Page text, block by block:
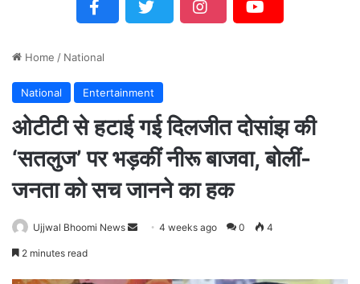
Home / National
National Entertainment
ओटीटी से हटाई गई दिलजीत दोसांझ की
‘सतलुज’ पर भड़कीं नीरू बाजवा, बोलीं-
जनता को सच जानने का हक
Ujjwal Bhoomi News 4 weeks ago 0 4
2 minutes read